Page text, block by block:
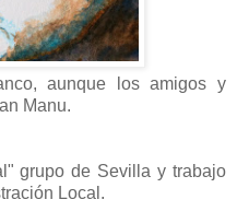
aunque los amigos y
Manu.
grupo de Sevilla y trabajo
Local.